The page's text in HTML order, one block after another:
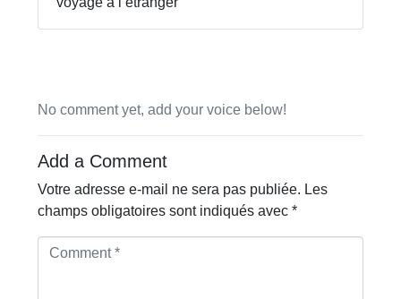
No comment yet, add your voice below!
Add a Comment
Votre adresse e-mail ne sera pas publiée. Les
champs obligatoires sont indiqués avec*